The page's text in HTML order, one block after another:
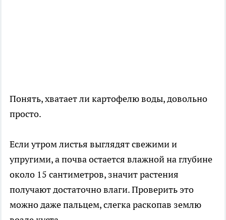
Понять, хватает ли картофелю воды, довольно
просто.
Если утром листья выглядят свежими и
упругими, а почва остается влажной на глубине
около 15 сантиметров, значит растения
получают достаточно влаги. Проверить это
можно даже пальцем, слегка раскопав землю